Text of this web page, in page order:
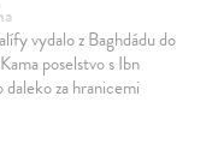
vydalo z Baghdádu do
poselstvo s Ibn
daleko za hranicemi